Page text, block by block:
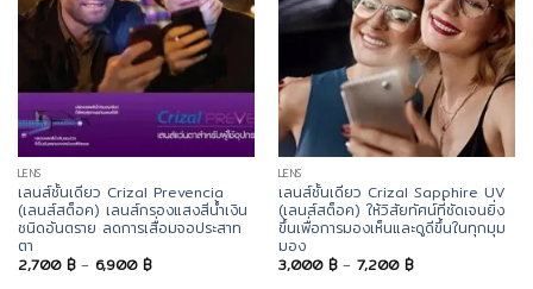
LENS
เลนส์ชั้นเดียว Crizal Prevencia
(เลนส์สต็อค) เลนส์กรองแสงสีน้ำเงิน
ชนิดอันตราย ลดการเสื่อมจอประสาท
ตา
2,700 ฿ – 6,900 ฿Price
range:
LENS
เลนส์ชั้นเดียว Crizal Sapphire UV
(เลนส์สต็อค) ให้วิสัยทัศน์ที่ชัดเจนยิ่ง
ขึ้นเพื่อการมองเห็นและดูดีขึ้นในทุกมุม
มอง
3,000 ฿ – 7,200 ฿Price
range: